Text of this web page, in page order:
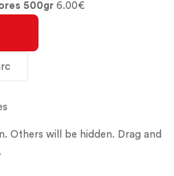
500gr 6.00€
Others will be hidden. Drag and